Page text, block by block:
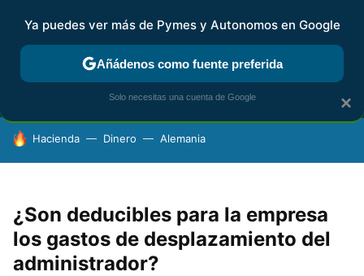
MENÚ NUEVO
FISCALIDAD Y CONTABILIDAD KIT DIGITAL
HOY SE HABLA DE
Hacienda Dinero Alemania
¿Son deducibles para la empresa
los gastos de desplazamiento del
administrador?
×
Ya puedes ver más de Pymes y Autonomos en Google
Añádenos como fuente preferida
Solo necesitas una cuenta de Google